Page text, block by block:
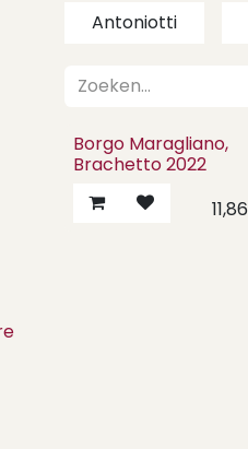
Antoniotti
Borgo Maragliano,
Brachetto 2022
11,86